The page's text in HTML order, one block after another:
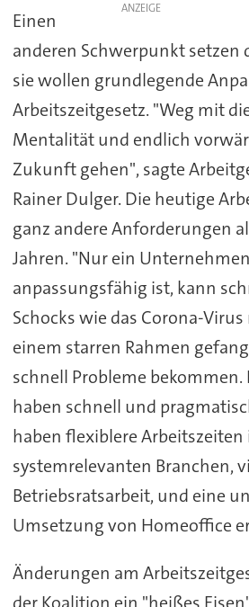
ANZEIGE
Einen
anderen Schwerpunkt setzen
sie wollen grundlegende
Arbeitszeitgesetz. "Weg mit
Mentalität und endlich
Zukunft gehen", sagte
Rainer Dulger. Die heutige
ganz andere Anforderungen
Jahren. "Nur ein
anpassungsfähig ist, kann
Schocks wie das Corona-
einem starren Rahmen
schnell Probleme
haben schnell und
haben flexiblere Arbeitszeiten
systemrelevanten Branchen,
Betriebsratsarbeit, und eine
Umsetzung von Homeoffice
Änderungen am